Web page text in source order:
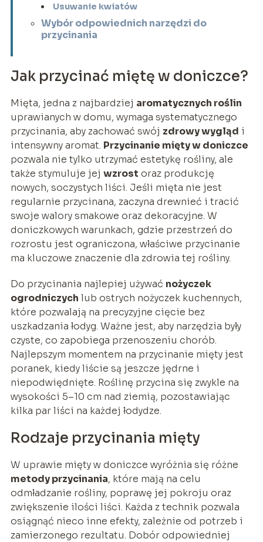
Usuwanie kwiatów
Wybór odpowiednich narzędzi do
przycinania
Jak przycinać miętę w doniczce?
Mięta, jedna z najbardziej aromatycznych roślin
uprawianych w domu, wymaga systematycznego
przycinania, aby zachować swój zdrowy wygląd i
intensywny aromat. Przycinanie mięty w doniczce
pozwala nie tylko utrzymać estetykę rośliny, ale
także stymuluje jej wzrost oraz produkcję
nowych, soczystych liści. Jeśli mięta nie jest
regularnie przycinana, zaczyna drewnieć i tracić
swoje walory smakowe oraz dekoracyjne. W
doniczkowych warunkach, gdzie przestrzeń do
rozrostu jest ograniczona, właściwe przycinanie
ma kluczowe znaczenie dla zdrowia tej rośliny.
Do przycinania najlepiej używać nożyczek
ogrodniczych lub ostrych nożyczek kuchennych,
które pozwalają na precyzyjne cięcie bez
uszkadzania łodyg. Ważne jest, aby narzędzia były
czyste, co zapobiega przenoszeniu chorób.
Najlepszym momentem na przycinanie mięty jest
poranek, kiedy liście są jeszcze jędrne i
niepodwiędnięte. Roślinę przycina się zwykle na
wysokości 5–10 cm nad ziemią, pozostawiając
kilka par liści na każdej łodydze.
Rodzaje przycinania mięty
W uprawie mięty w doniczce wyróżnia się różne
metody przycinania, które mają na celu
odmładzanie rośliny, poprawę jej pokroju oraz
zwiększenie ilości liści. Każda z technik pozwala
osiągnąć nieco inne efekty, zależnie od potrzeb i
zamierzonego rezultatu. Dobór odpowiedniej